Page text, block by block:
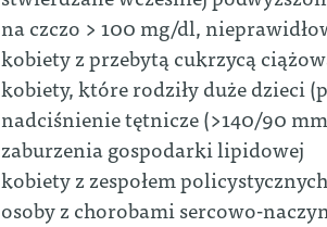
na czczo > 100 mg/dl,
kobiety z przebytą cukrzycą
kobiety, które rodziły duże dzieci
nadciśnienie tętnicze (>140/90
zaburzenia gospodarki lipidowej
kobiety z zespołem
osoby z chorobami sercowo-